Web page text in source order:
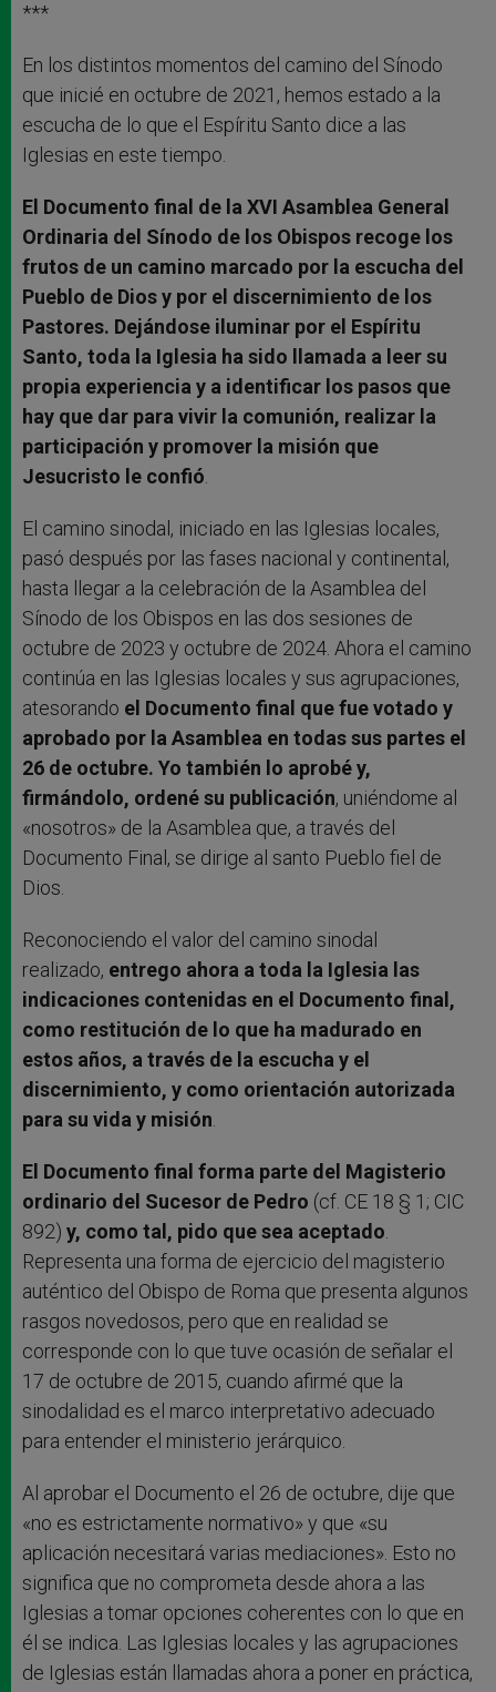
***
En los distintos momentos del camino del Sínodo
que inicié en octubre de 2021, hemos estado a la
escucha de lo que el Espíritu Santo dice a las
Iglesias en este tiempo.
El Documento final de la XVI Asamblea General
Ordinaria del Sínodo de los Obispos recoge los
frutos de un camino marcado por la escucha del
Pueblo de Dios y por el discernimiento de los
Pastores. Dejándose iluminar por el Espíritu
Santo, toda la Iglesia ha sido llamada a leer su
propia experiencia y a identificar los pasos que
hay que dar para vivir la comunión, realizar la
participación y promover la misión que
Jesucristo le confió
El camino sinodal, iniciado en las Iglesias locales,
pasó después por las fases nacional y continental,
hasta llegar a la celebración de la Asamblea del
Sínodo de los Obispos en las dos sesiones de
octubre de 2023 y octubre de 2024. Ahora el camino
continúa en las Iglesias locales y sus agrupaciones,
atesorando el Documento final que fue votado y
aprobado por la Asamblea en todas sus partes el
26 de octubre. Yo también lo aprobé y,
firmándolo, ordené su publicación, uniéndome al
«nosotros» de la Asamblea que, a través del
Documento Final, se dirige al santo Pueblo fiel de
Dios.
Reconociendo el valor del camino sinodal
realizado, entrego ahora a toda la Iglesia las
indicaciones contenidas en el Documento final,
como restitución de lo que ha madurado en
estos años, a través de la escucha y el
discernimiento, y como orientación autorizada
para su vida y misión
El Documento final forma parte del Magisterio
ordinario del Sucesor de Pedro (cf. CE 18 § 1; CIC
892) y, como tal, pido que sea aceptado
Representa una forma de ejercicio del magisterio
auténtico del Obispo de Roma que presenta algunos
rasgos novedosos, pero que en realidad se
corresponde con lo que tuve ocasión de señalar el
17 de octubre de 2015, cuando afirmé que la
sinodalidad es el marco interpretativo adecuado
para entender el ministerio jerárquico.
Al aprobar el Documento el 26 de octubre, dije que
«no es estrictamente normativo» y que «su
aplicación necesitará varias mediaciones». Esto no
significa que no comprometa desde ahora a las
Iglesias a tomar opciones coherentes con lo que en
él se indica. Las Iglesias locales y las agrupaciones
de Iglesias están llamadas ahora a poner en práctica,